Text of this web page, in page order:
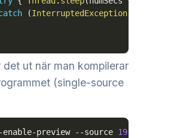
(InterruptedException
det ut när man kompilerar
(single-source
preview --source 19